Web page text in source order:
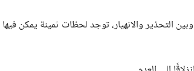
التحذير والانهيار، توجد لحظات ثمينة يمكن فيها